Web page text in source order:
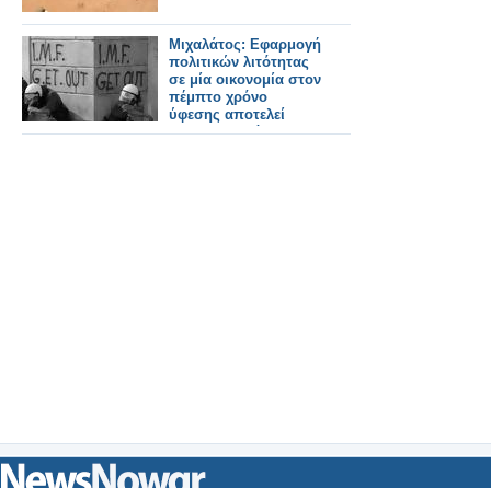
Μιχαλάτος: Εφαρμογή
πολιτικών λιτότητας
σε μία οικονομία στον
πέμπτο χρόνο
ύφεσης αποτελεί
παραλογισμό